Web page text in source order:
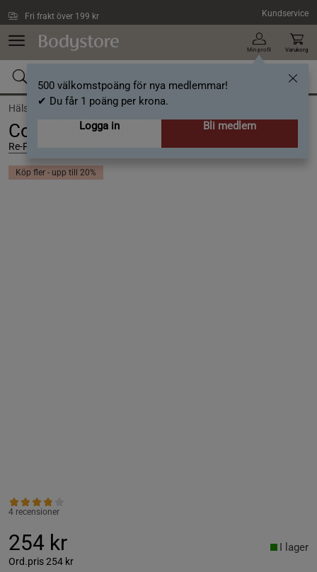
Fri frakt över 199 kr Kundservice
Min profil
500 välkomstpoäng för nya medlemmar!
✔ Du får 1 poäng per krona.
Logga in
Bli medlem
Varukorg
Hälsa / Kosttillskott /Kollagen
Collagen Hyaluron + C 150 g
Re-Fresh Superfood
Köp fler - upp till 20%
4 recensioner
254 kr
Ord.pris254 kr
I lager